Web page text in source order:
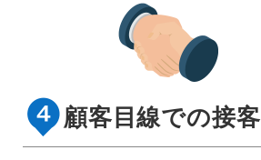
顧客目線での接客